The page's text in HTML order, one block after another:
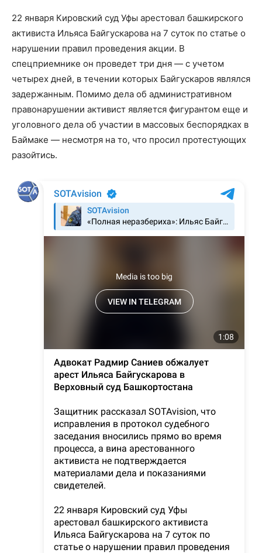
22 января Кировский суд Уфы арестовал башкирского
активиста Ильяса Байгускарова на 7 суток по статье о
нарушении правил проведения акции. В
спецприемнике он проведет три дня — с учетом
четырех дней, в течении которых Байгускаров являлся
задержанным. Помимо дела об административном
правонарушении активист является фигурантом еще и
уголовного дела об участии в массовых беспорядках в
Баймаке — несмотря на то, что просил протестующих
разойтись.